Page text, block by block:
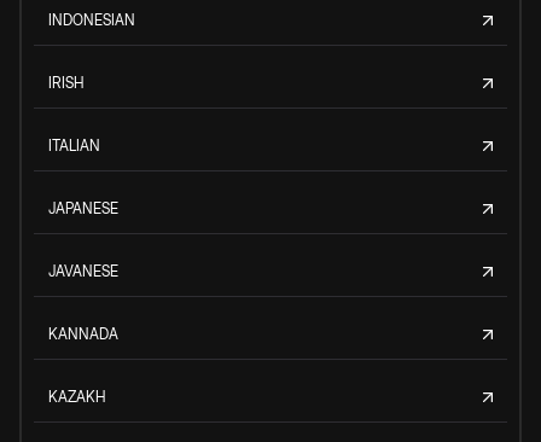
INDONESIAN
IRISH
ITALIAN
JAPANESE
JAVANESE
KANNADA
KAZAKH